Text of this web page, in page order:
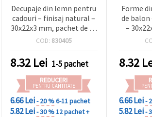
Decupaje din lemn pentru
cadouri – finisaj natural –
30x22x3 mm, pachet de 25
bucăți – excelente pentru
sărbători, ornamente DIY
și împachetarea
cadourilor
COD: 830405
8.32 Lei 1-5 pachet
REDUCERI
PENTRU CANTITATE
6.66 Lei- 20 %6-11 pachet
5.82 Lei- 30 %12 pachet +
Forme
de
–
bucăți –
8.32
6.66 Lei-
5.82 Lei-